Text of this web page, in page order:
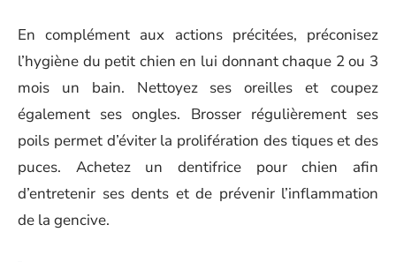
En complément aux actions précitées, préconisez
l’hygiène du petit chien en lui donnant chaque 2 ou 3
mois un bain. Nettoyez ses oreilles et coupez
également ses ongles. Brosser régulièrement ses
poils permet d’éviter la prolifération des tiques et des
puces. Achetez un dentifrice pour chien afin
d’entretenir ses dents et de prévenir l’inflammation
de la gencive.